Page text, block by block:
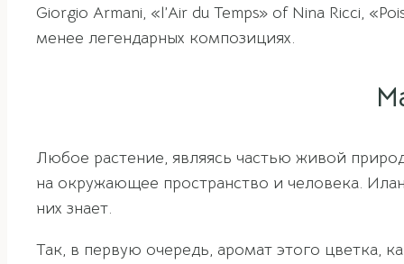
Giorgio Armani, «l’Air du Temps» of Nina Ricci,
менее легендарных композициях.
Любое растение, являясь частью живой
на окружающее пространство и человека.
них знает.
Так, в первую очередь, аромат этого цветка,